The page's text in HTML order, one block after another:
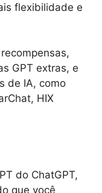
flexibilidade e
GPT extras, e
de IA, como
HIX
do ChatGPT,
que você